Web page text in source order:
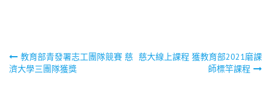
文教育部青發署志工團隊競賽 慈
濟大學三團隊獲獎
慈大線上課程 獲教育部2021磨課
師標竿課程